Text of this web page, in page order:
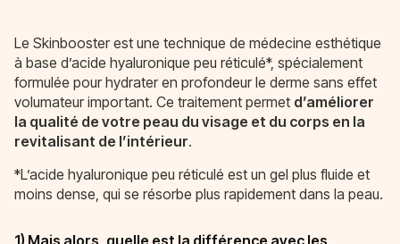
Le Skinbooster est une technique de médecine esthétique
à base d’acide hyaluronique peu réticulé*, spécialement
formulée pour hydrater en profondeur le derme sans effet
volumateur important. Ce traitement permet d’améliorer
la qualité de votre peau du visage et du corps en la
revitalisant de l’intérieur.
*L’acide hyaluronique peu réticulé est un gel plus fluide et
moins dense, qui se résorbe plus rapidement dans la peau.
1) Mais alors, quelle est la différence avec les